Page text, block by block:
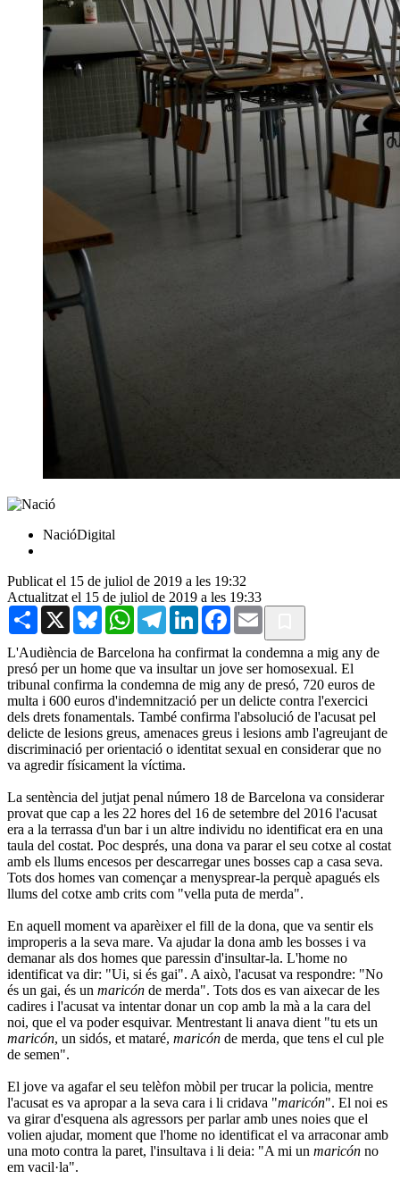
NacióDigital
Publicat el 15 de juliol de 2019 a les 19:32
Actualitzat el 15 de juliol de 2019 a les 19:33
Share X BlueskyWhatsAppTelegramLinkedInFacebook
Email
L'Audiència de Barcelona ha confirmat la condemna a mig any de
presó per un home que va insultar un jove ser homosexual. El
tribunal confirma la condemna de mig any de presó, 720 euros de
multa i 600 euros d'indemnització per un delicte contra l'exercici
dels drets fonamentals. També confirma l'absolució de l'acusat pel
delicte de lesions greus, amenaces greus i lesions amb l'agreujant de
discriminació per orientació o identitat sexual en considerar que no
va agredir físicament la víctima.
La sentència del jutjat penal número 18 de Barcelona va considerar
provat que cap a les 22 hores del 16 de setembre del 2016 l'acusat
era a la terrassa d'un bar i un altre individu no identificat era en una
taula del costat. Poc després, una dona va parar el seu cotxe al costat
amb els llums encesos per descarregar unes bosses cap a casa seva.
Tots dos homes van començar a menysprear-la perquè apagués els
llums del cotxe amb crits com "vella puta de merda".
En aquell moment va aparèixer el fill de la dona, que va sentir els
improperis a la seva mare. Va ajudar la dona amb les bosses i va
demanar als dos homes que paressin d'insultar-la. L'home no
identificat va dir: "Ui, si és gai". A això, l'acusat va respondre: "No
és un gai, és un maricón de merda". Tots dos es van aixecar de les
cadires i l'acusat va intentar donar un cop amb la mà a la cara del
noi, que el va poder esquivar. Mentrestant li anava dient "tu ets un
maricón, un sidós, et mataré, maricón de merda, que tens el cul ple
de semen".
El jove va agafar el seu telèfon mòbil per trucar la policia, mentre
l'acusat es va apropar a la seva cara i li cridava "maricón". El noi es
va girar d'esquena als agressors per parlar amb unes noies que el
volien ajudar, moment que l'home no identificat el va arraconar amb
una moto contra la paret, l'insultava i li deia: "A mi un maricón no
em vacil·la".